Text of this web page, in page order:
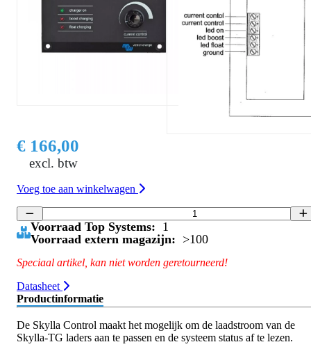
€ 166,00
excl. btw
Voeg toe aan winkelwagen
Voorraad Top Systems: 1
Voorraad extern magazijn: >100
Speciaal artikel, kan niet worden geretourneerd!
Datasheet
Productinformatie
De Skylla Control maakt het mogelijk om de laadstroom van de
Skylla-TG laders aan te passen en de systeem status af te lezen.